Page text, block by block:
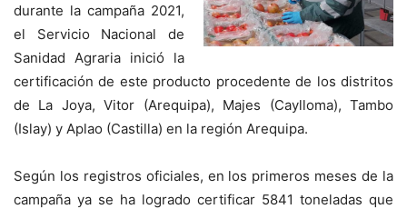
durante la campaña 2021,
el Servicio Nacional de
Sanidad Agraria inició la
certificación de este producto procedente de los distritos
de La Joya, Vitor (Arequipa), Majes (Caylloma), Tambo
(Islay) y Aplao (Castilla) en la región Arequipa.
Según los registros oficiales, en los primeros meses de la
campaña ya se ha logrado certificar 5841 toneladas que